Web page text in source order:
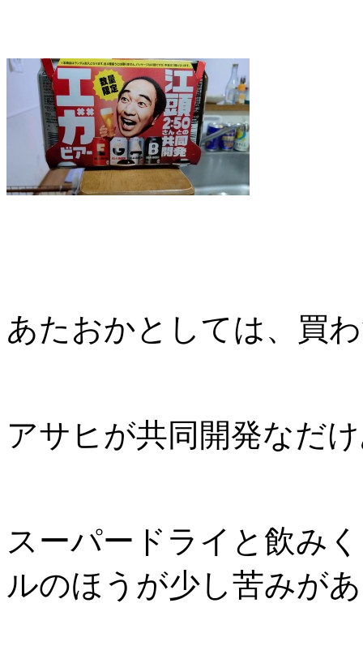
あたおかとしては、買
アサヒが共同開発なだ
スーパードライと飲み
ルのほうが少し苦みが